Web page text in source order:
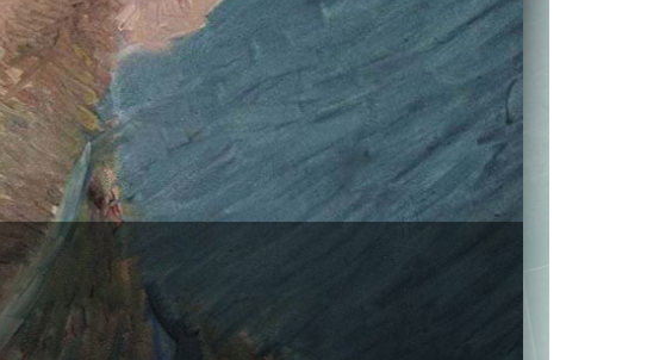
użytkowników w intranecie.
INSTALACJI I KORZYSTANIA Z MS TEAMS